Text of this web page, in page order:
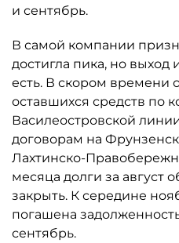
и сентябрь.
В самой компании
достигла пика, но выход
есть. В скором времени
оставшихся средств по
Василеостровской
договорам на
Лахтинско-
месяца долги за август
закрыть. К середине
погашена
сентябрь.